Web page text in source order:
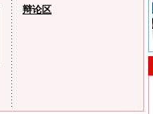
辩论区